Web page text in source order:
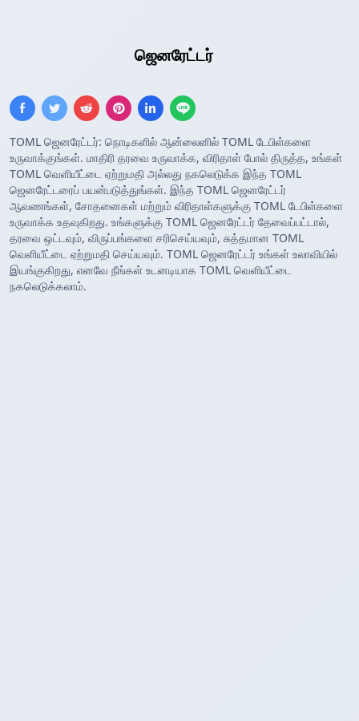
ஜெனரேட்டர்
TOML ஜெனரேட்டர்: நொடிகளில் ஆன்லைனில் TOML டேபிள்களை
உருவாக்குங்கள். மாதிரி தரவை உருவாக்க, விரிதாள் போல் திருத்த, உங்கள்
TOML வெளியீட்டை ஏற்றுமதி அல்லது நகலெடுக்க இந்த TOML
ஜெனரேட்டரைப் பயன்படுத்துங்கள். இந்த TOML ஜெனரேட்டர்
ஆவணங்கள், சோதனைகள் மற்றும் விரிதாள்களுக்கு TOML டேபிள்களை
உருவாக்க உதவுகிறது. உங்களுக்கு TOML ஜெனரேட்டர் தேவைப்பட்டால்,
தரவை ஒட்டவும், விருப்பங்களை சரிசெய்யவும், சுத்தமான TOML
வெளியீட்டை ஏற்றுமதி செய்யவும். TOML ஜெனரேட்டர் உங்கள் உலாவியில்
இயங்குகிறது, எனவே நீங்கள் உடனடியாக TOML வெளியீட்டை
நகலெடுக்கலாம்.